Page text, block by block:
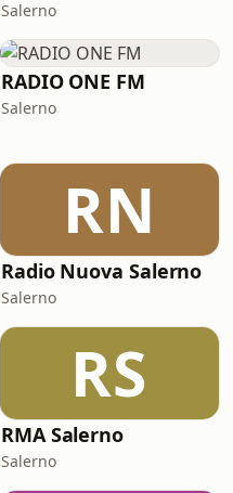
Salerno
RADIO ONE FM
Salerno
RN
Radio Nuova Salerno
Salerno
RS
RMA Salerno
Salerno